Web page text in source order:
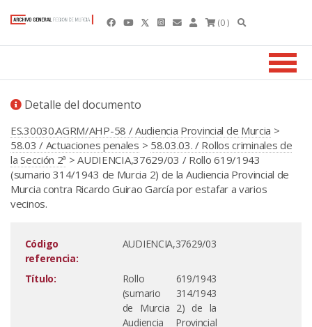
(0 )
Detalle del documento
ES.30030.AGRM/AHP-58 / Audiencia Provincial de Murcia >
58.03 / Actuaciones penales > 58.03.03. / Rollos criminales de
la Sección 2ª > AUDIENCIA,37629/03 / Rollo 619/1943
(sumario 314/1943 de Murcia 2) de la Audiencia Provincial de
Murcia contra Ricardo Guirao García por estafar a varios
vecinos.
Código
referencia:
AUDIENCIA,37629/03
Título:
Rollo 619/1943
(sumario 314/1943
de Murcia 2) de la
Audiencia Provincial